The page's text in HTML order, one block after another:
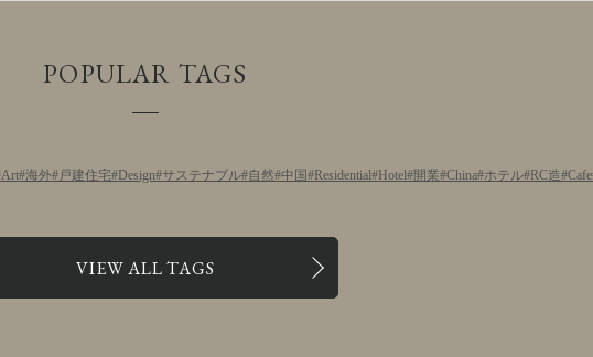
POPULAR TAGS
Art 海外 戸建住宅 Design サステナブル 自然 中国 Residential Hotel 開業 China ホテル RC造 Cafe
VIEW ALL TAGS